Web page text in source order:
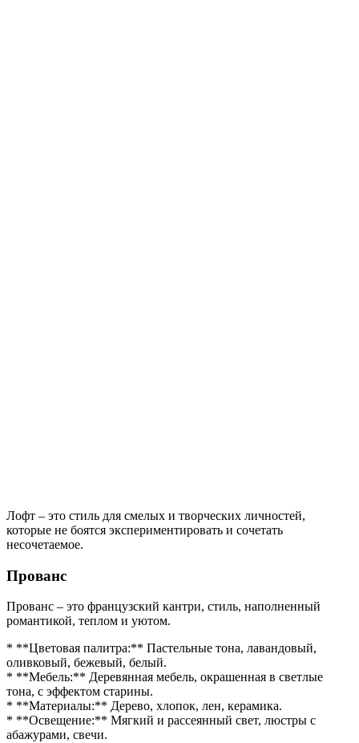
Лофт – это стиль для смелых и творческих личностей,
которые не боятся экспериментировать и сочетать
несочетаемое.
Прованс
Прованс – это французский кантри, стиль, наполненный
романтикой, теплом и уютом.
* **Цветовая палитра:** Пастельные тона, лавандовый,
оливковый, бежевый, белый.
* **Мебель:** Деревянная мебель, окрашенная в светлые
тона, с эффектом старины.
* **Материалы:** Дерево, хлопок, лен, керамика.
* **Освещение:** Мягкий и рассеянный свет, люстры с
абажурами, свечи.